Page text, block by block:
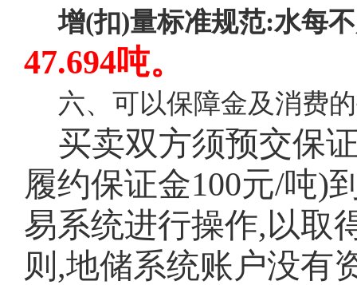
增(扣)量标准规范:水每
47.694吨。
六、可以保障金及消费
买卖双方须预交保
履约保证金100元/吨)
易系统进行操作,以取
则,地储系统账户没有